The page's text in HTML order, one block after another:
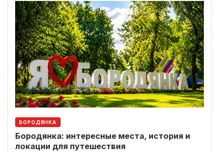
БОРОДЯНКА
Бородянка: интересные места, история и
локации для путешествия